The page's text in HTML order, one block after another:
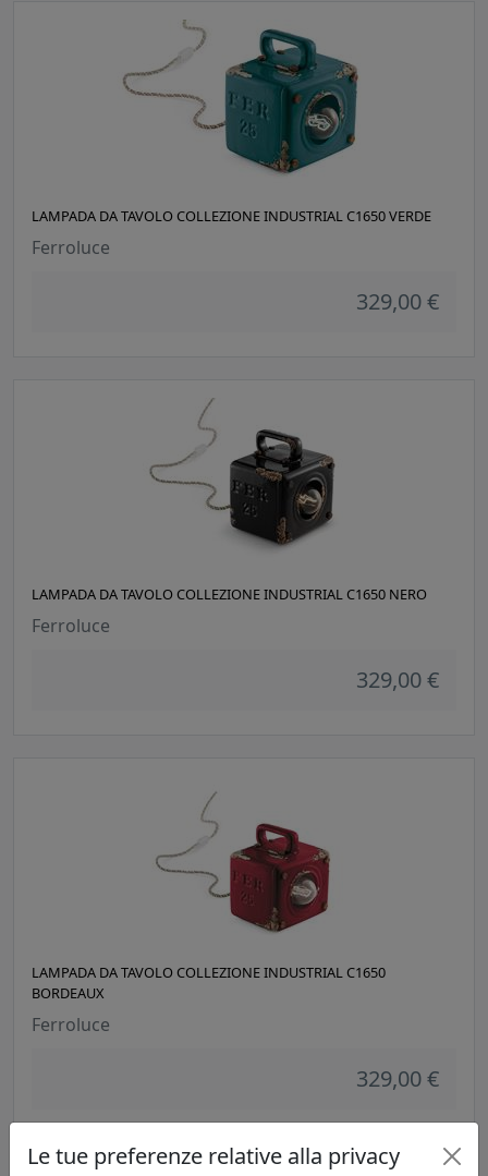
LAMPADA DA TAVOLO COLLEZIONE INDUSTRIAL C1650 VERDE
Ferroluce
329,00 €
LAMPADA DA TAVOLO COLLEZIONE INDUSTRIAL C1650 NERO
Ferroluce
329,00 €
LAMPADA DA TAVOLO COLLEZIONE INDUSTRIAL C1650
BORDEAUX
Ferroluce
329,00 €
Le tue preferenze relative alla privacy